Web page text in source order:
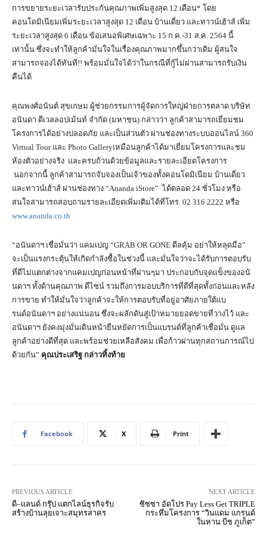
การขยายระยะเวลารับประกันคุณภาพเพิ่มสูงสุด 12 เดือน* โดย
คอนโดมิเนียมเพิ่มระยะเวลาสูงสุด 12 เดือน บ้านเดี่ยว และทาวน์เฮ้าส์ เพิ่ม
ระยะเวลาสูงสุด 6 เดือน ข้อเสนอพิเศษเฉพาะ 15 ก.ค.-31 ส.ค. 2564 นี้
เท่านั้น ซึ่งจะทำให้ลูกค้ามั่นใจในเรื่องคุณภาพมากขึ้นกว่าเดิม ผู้สนใจ
สามารถจองได้ทันที!! พร้อมมั่นใจได้ว่าในกรณีที่กู้ไม่ผ่านสามารถรับเงิน
คืนได้
คุณพงศ์อนันต์ สุขเกษม ผู้ช่วยกรรมการผู้จัดการใหญ่ฝ่ายการตลาด บริษัท
อนันดา ดีเวลลอปเม้นท์ จำกัด (มหาชน) กล่าวว่า ลูกค้าสามารถเยี่ยมชม
โครงการได้อย่างปลอดภัย และเป็นส่วนตัว ผ่านช่องทางระบบออนไลน์ 360
Virtual Tour และ Photo Galleryเหมือนลูกค้าได้มาเยี่ยมโครงการและชม
ห้องตัวอย่างจริง และครบถ้วนด้วยข้อมูลและรายละเอียดโครงการ
นอกจากนี้ ลูกค้าสามารถจับจองเป็นเจ้าของทั้งคอนโดมิเนียม บ้านเดี่ยว
และทาวน์เฮ้าส์ ผ่านช่องทาง “Ananda iStore” ได้ตลอด 24 ชั่วโมง หรือ
สนใจสามารถสอบถามรายละเอียดเพิ่มเติมได้ที่โทร. 02 316 2222 หรือ
www.ananda.co.th
“อนันดาฯ เชื่อมั่นว่า แคมเปญ “GRAB OR GONE ดีลคุ้ม อย่าให้หลุดมือ”
จะเป็นแรงกระตุ้นให้เกิดกำลังซื้อในช่วงนี้ และมั่นใจว่าจะได้รับการตอบรับ
ที่ดีไม่แตกต่างจากแคมเปญก่อนหน้าที่ผ่านๆมา ประกอบกับจุดแข็งของอนั
นดาฯ ทั้งด้านคุณภาพ ดีไซน์ รวมถึงการมอบบริการที่ดีที่สุดทั้งก่อนและหลัง
การขาย ทำให้มั่นใจว่าลูกค้าจะให้การตอบรับที่อยู่อาศัยภายใต้แบ
รนด์อนันดาฯ อย่างแน่นอน ซึ่งจะผลักดันสู่เป้าหมายยอดขายที่วางไว้ และ
อนันดาฯ ยังคงมุ่งมั่นเดินหน้ายืนหยัดการเป็นแบรนด์ที่ลูกค้าเชื่อมั่น ดูแล
ลูกค้าอย่างดีที่สุด และพร้อมช่วยเหลือสังคม เพื่อก้าวผ่านทุกสถานการณ์ไป
ด้วยกัน” คุณประเสริฐ กล่าวทิ้งท้าย
Facebook X Print
PREVIOUS ARTICLE
ดี–แลนด์ กรุ๊ป แตกไลน์ธุรกิจรับ
สร้างบ้านลุยเจาะสมุทรสาคร
NEXT ARTICLE
ซิซซา อัดโปร Pay Less Get TRIPLE
กระหึ่มโครงการ “วินแดม แกรนด์
ในหาน บีช ภูเก็ต”